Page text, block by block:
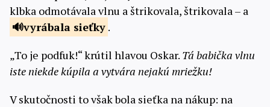
klbka odmotávala vlnu a štrikovala, štrikovala – a
vyrábala sieťky .
„To je podfuk!“ krútil hlavou Oskar. Tá babička vlnu
iste niekde kúpila a vytvára nejakú mriežku!
V skutočnosti to však bola sieťka na nákup: na